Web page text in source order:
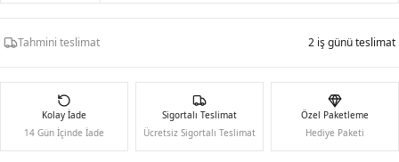
Tahmini teslimat 2 iş günü teslimat
Kolay İade
14 Gün İçinde İade
Sigortalı Teslimat
Ücretsiz Sigortalı Teslimat
Özel Paketleme
Hediye Paketi